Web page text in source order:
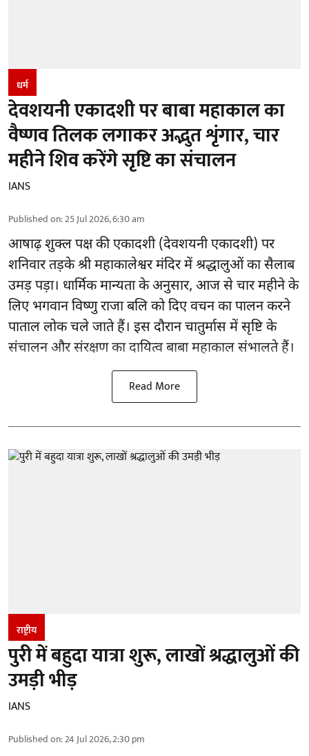
धर्म
देवशयनी एकादशी पर बाबा महाकाल का
वैष्णव तिलक लगाकर अद्भुत शृंगार, चार
महीने शिव करेंगे सृष्टि का संचालन
IANS
Published on:25 Jul 2026, 6:30 am
आषाढ़ शुक्ल पक्ष की एकादशी (देवशयनी एकादशी) पर
शनिवार तड़के श्री महाकालेश्वर मंदिर में श्रद्धालुओं का सैलाब
उमड़ पड़ा। धार्मिक मान्यता के अनुसार, आज से चार महीने के
लिए भगवान विष्णु राजा बलि को दिए वचन का पालन करने
पाताल लोक चले जाते हैं। इस दौरान चातुर्मास में सृष्टि के
संचालन और संरक्षण का दायित्व बाबा महाकाल संभालते हैं।
Read More
राष्ट्रीय
पुरी में बहुदा यात्रा शुरू, लाखों श्रद्धालुओं की
उमड़ी भीड़
IANS
Published on:24 Jul 2026, 2:30 pm